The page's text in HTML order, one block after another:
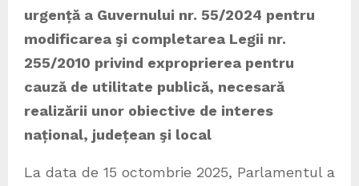
urgență a Guvernului nr. 55/2024 pentru
modificarea şi completarea Legii nr.
255/2010 privind exproprierea pentru
cauză de utilitate publică, necesară
realizării unor obiective de interes
național, județean şi local
La data de 15 octombrie 2025, Parlamentul a